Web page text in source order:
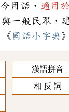
用語， 適用
一般民眾，
國語小字典
漢語拼音
相 反 詞